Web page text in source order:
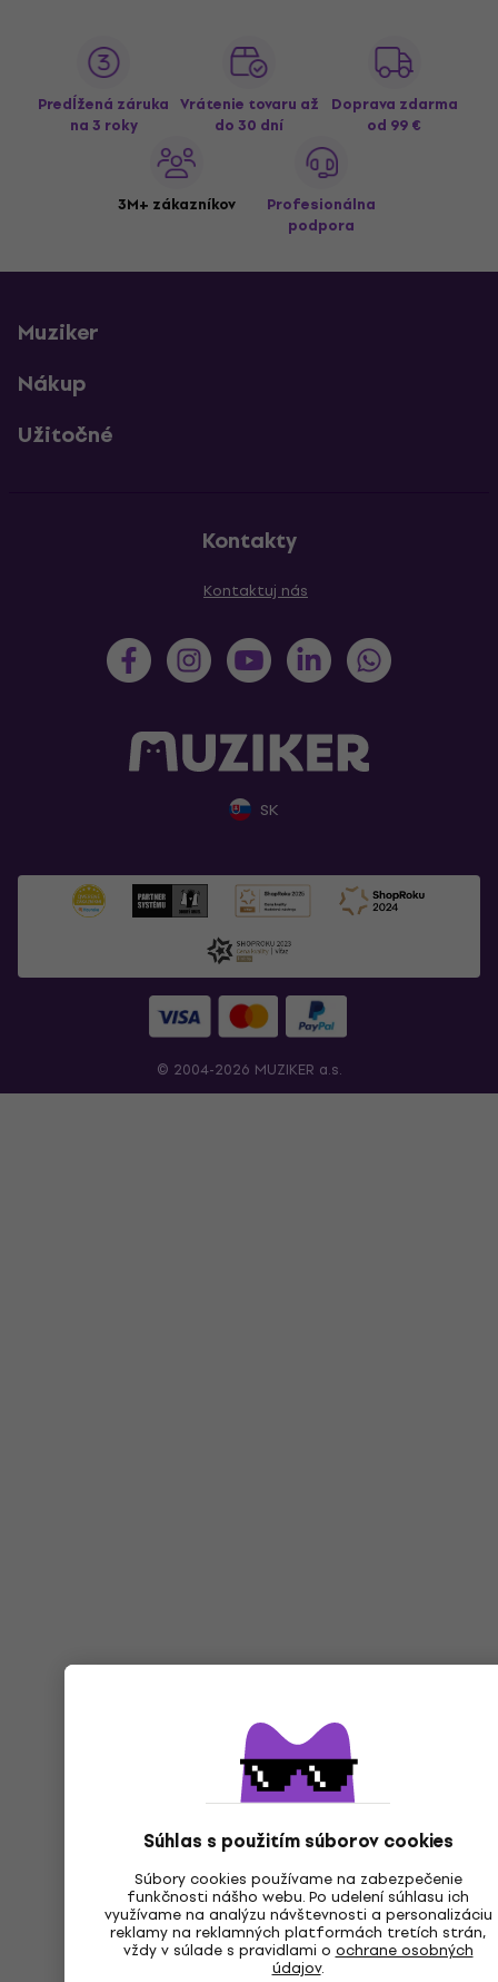
Súhlas s použitím súborov cookies
Súbory cookies používame na zabezpečenie
funkčnosti nášho webu. Po udelení súhlasu ich
využívame na analýzu návštevnosti a personalizáciu
reklamy na reklamných platformách tretích strán,
vždy v súlade s pravidlami o ochrane osobných
údajov.
Predĺžená záruka
na 3 roky
Vrátenie tovaru až
do 30 dní
Doprava zdarma
od 99 €
3M+ zákazníkov
Profesionálna
podpora
Muziker
Nákup
Užitočné
Kontakty
Kontaktuj nás
SK
© 2004-2026 MUZIKER a.s.